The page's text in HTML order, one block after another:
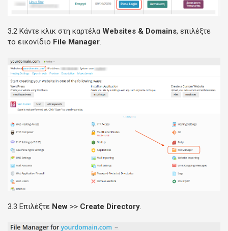
3.2 Κάντε κλικ στη καρτέλα Websites & Domains, επιλέξτε
το εικονίδιο File Manager.
3.3 Επιλέξτε New >> Create Directory.